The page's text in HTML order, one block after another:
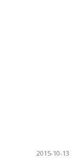
2015-10-13